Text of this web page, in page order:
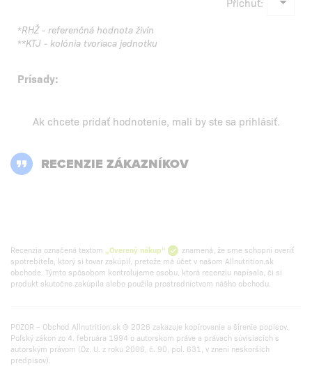
*RHŽ - referenčná hodnota živín
**KTJ - kolónia tvoriaca jednotku
Prísady:
Ak chcete pridať hodnotenie, mali by ste sa prihlásiť.
RECENZIE ZÁKAZNÍKOV
Recenzia označená textom „Overený nákup“
znamená, že sme schopní overiť
spotrebiteľa, ktorý si tovar zakúpil, pretože má účet v našom Allnutrition.sk
obchode. Týmto spôsobom kontrolujeme osobu, ktorá recenziu napísala, či si
produkt skutočne zakúpila alebo použila prostredníctvom nášho obchodu.
POZOR – Obchod Allnutrition.sk © 2026 zakazuje kopírovanie a šírenie popisov.
Poľský zákon zo 4. februára 1994 o autorskom práve a právach súvisiacich s
autorským právom (Dz. U. z roku 2006, č. 90, pol. 631, v znení neskorších
predpisov).